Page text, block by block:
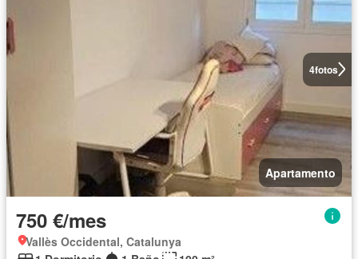
4fotos
Apartamento
750 €/mes
Vallès Occidental, Catalunya